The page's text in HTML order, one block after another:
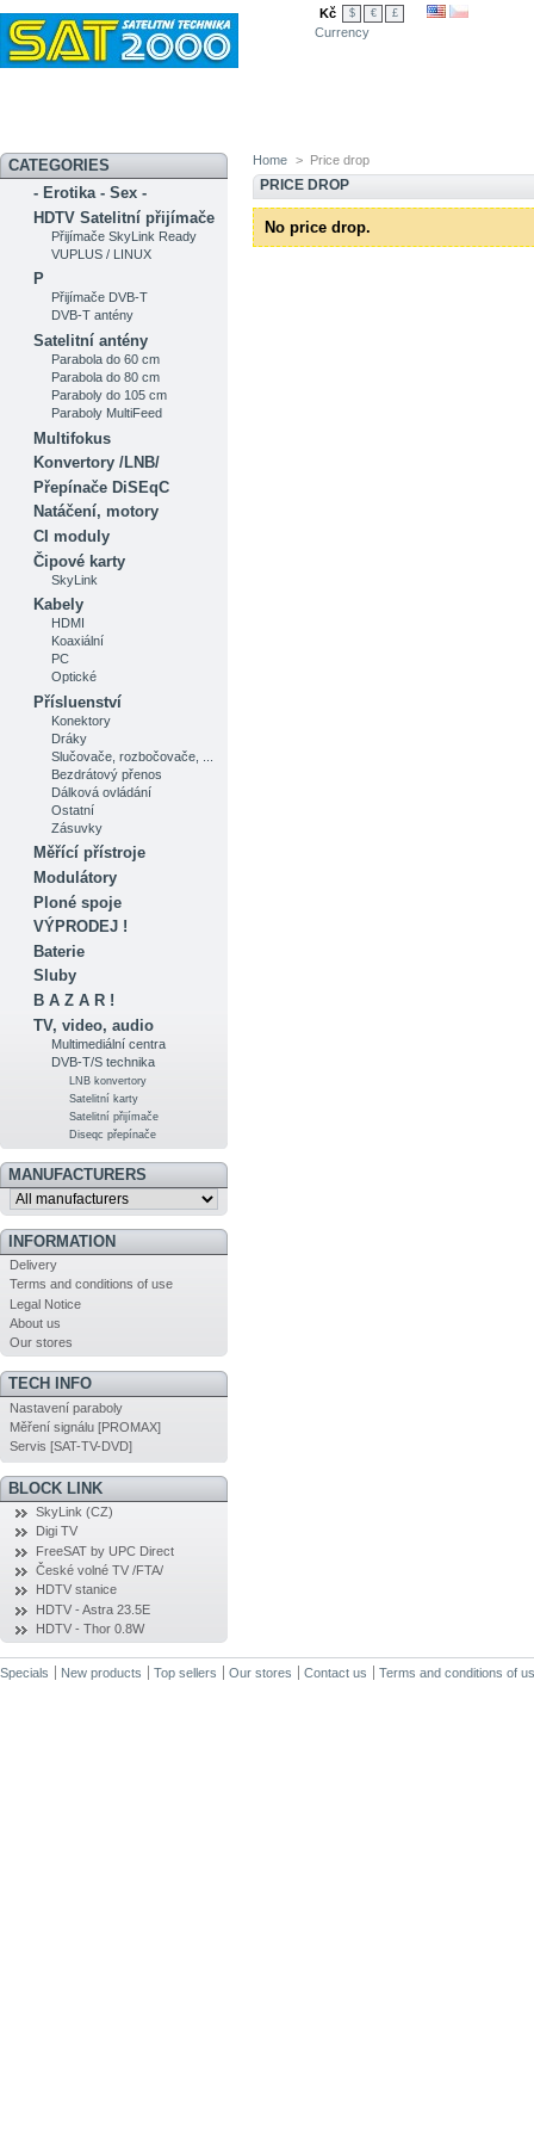
Kč $ € £
Currency
CATEGORIES
- Erotika - Sex -
HDTV Satelitní přijímače
Přijímače SkyLink Ready
VUPLUS / LINUX
P
Přijímače DVB-T
DVB-T antény
Satelitní antény
Parabola do 60 cm
Parabola do 80 cm
Paraboly do 105 cm
Paraboly MultiFeed
Multifokus
Konvertory /LNB/
Přepínače DiSEqC
Natáčení, motory
CI moduly
Čipové karty
SkyLink
Kabely
HDMI
Koaxiální
PC
Optické
Přísluenství
Konektory
Dráky
Slučovače, rozbočovače, ...
Bezdrátový přenos
Dálková ovládání
Ostatní
Zásuvky
Měřící přístroje
Modulátory
Ploné spoje
VÝPRODEJ !
Baterie
Sluby
B A Z A R !
TV, video, audio
Multimediální centra
DVB-T/S technika
LNB konvertory
Satelitní karty
Satelitní přijímače
Diseqc přepínače
MANUFACTURERS
INFORMATION
Delivery
Terms and conditions of use
Legal Notice
About us
Our stores
TECH INFO
Nastavení paraboly
Měření signálu [PROMAX]
Servis [SAT-TV-DVD]
BLOCK LINK
SkyLink (CZ)
Digi TV
FreeSAT by UPC Direct
České volné TV /FTA/
HDTV stanice
HDTV - Astra 23.5E
HDTV - Thor 0.8W
Home > Price drop
PRICE DROP
No price drop.
Specials New products Top sellers Our stores Contact us Terms and conditions of